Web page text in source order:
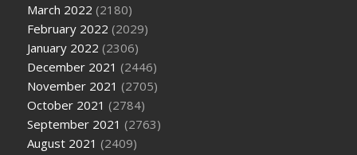
March 2022 (2180)
February 2022 (2029)
January 2022 (2306)
December 2021 (2446)
November 2021 (2705)
October 2021 (2784)
September 2021 (2763)
August 2021 (2409)